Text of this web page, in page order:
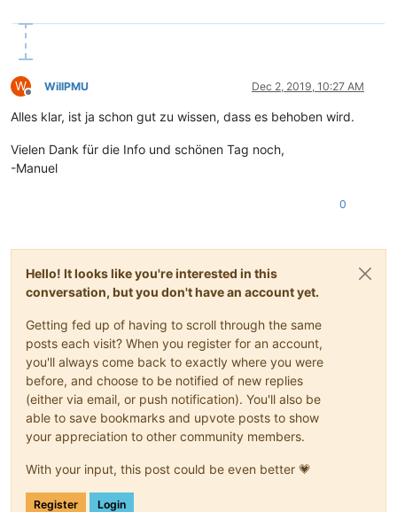
W
Offline
WillPMU Dec 2, 2019, 10:27 AM
Alles klar, ist ja schon gut zu wissen, dass es behoben wird.
Vielen Dank für die Info und schönen Tag noch,
-Manuel
0
Hello! It looks like you're interested in this
conversation, but you don't have an account yet.
Getting fed up of having to scroll through the same
posts each visit? When you register for an account,
you'll always come back to exactly where you were
before, and choose to be notified of new replies
(either via email, or push notification). You'll also be
able to save bookmarks and upvote posts to show
your appreciation to other community members.
With your input, this post could be even better 💗
Register Login